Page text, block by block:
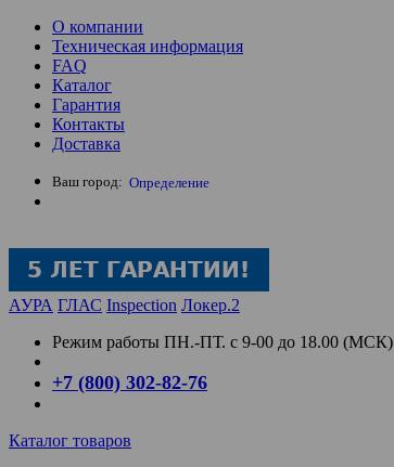
О компании
Техническая информация
FAQ
Каталог
Гарантия
Контакты
Доставка
Ваш город: Определение
АУРА ГЛАС Inspection Локер.2
Режим работы ПН.-ПТ. с 9-00 до 18.00 (МСК)
+7 (800) 302-82-76
Каталог товаров